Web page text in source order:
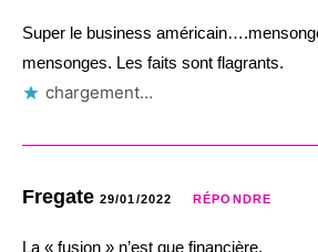
Super le business
mensonges. Les faits sont flagrants.
chargement…
Fregate 29/01/2022 RÉPONDRE
La « fusion » n’est que financière.